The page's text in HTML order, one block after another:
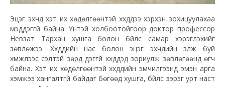
Эцэг эхчүүд хэт их хөдөлгөөнтэй хүүхдүүдээ хэрхэн зохицуулахаа
мэддэггүй байна. Үүнтэй холбоотойгоор доктор профессор
Невзат Тархан хушга болон бүйлс самар хэрэглэхийг
зөвлөжээ. Хүүхдүүдийн нас болон эцэг эхчүүдийн үзүүлж буй
хүмүүжлээс үүсэлтэй зөрүүд дэггүй хүүхдүүдэд зориулж зөвлөгөөнүүд өгч
байна. Хэт их хөдөлгөөнтэй хүүхдүүдийн эмчилгээнд эмэн арга
хэмжээ хангалтгүй байдаг бөгөөд хушга, бүйлс зэрэг урт наст